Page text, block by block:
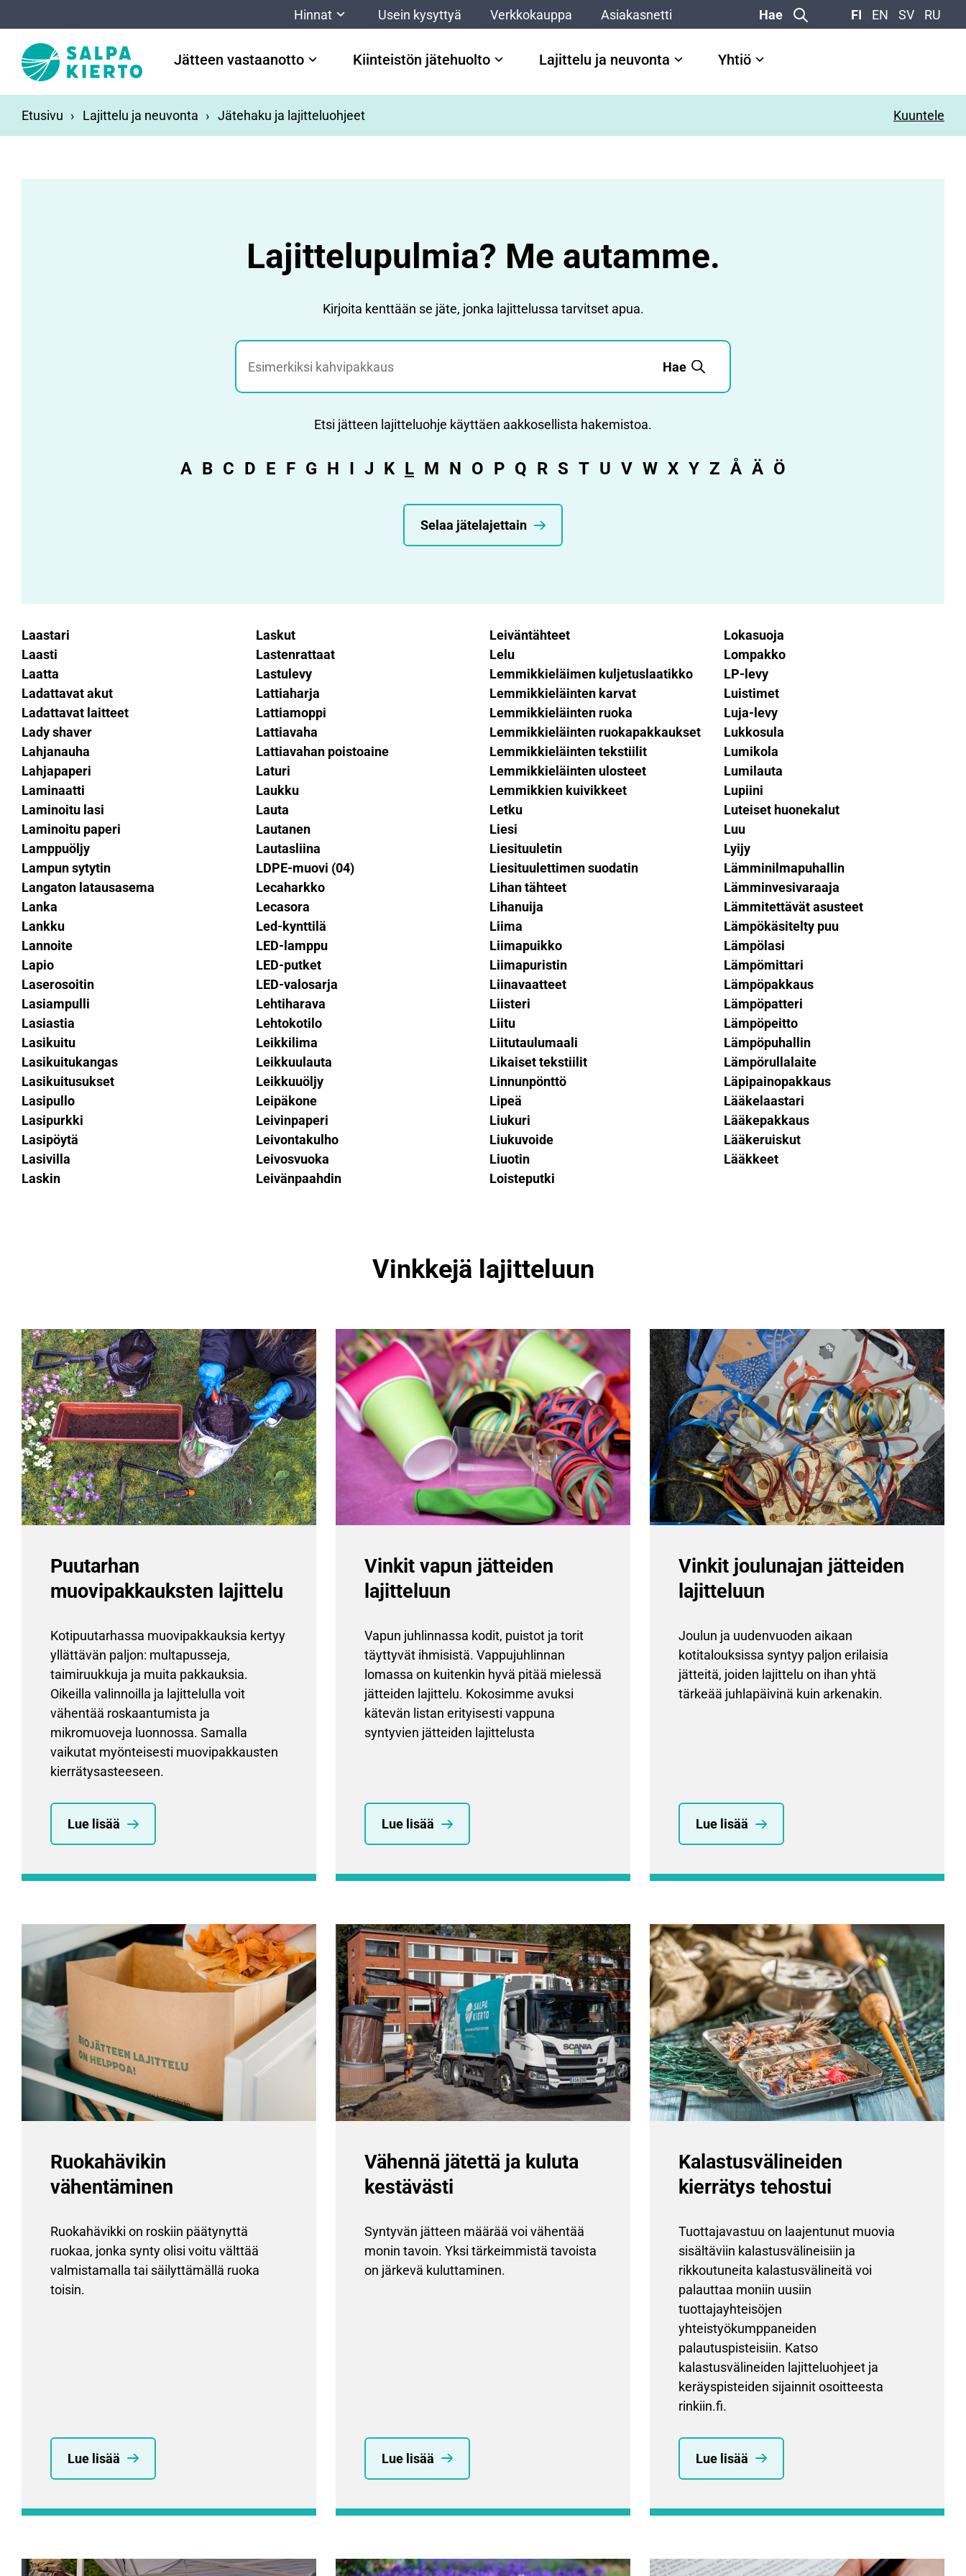
Hinnat Usein kysyttyä Verkkokauppa Asiakasnetti Hae FI EN SV RU
Jätteen vastaanotto Kiinteistön jätehuolto Lajittelu ja neuvonta Yhtiö
Etusivu Lajittelu ja neuvonta Jätehaku ja lajitteluohjeet Kuuntele
Lajittelupulmia? Me autamme.
Kirjoita kenttään se jäte, jonka lajittelussa tarvitset apua.
Hae
Etsi jätteen lajitteluohje käyttäen aakkosellista hakemistoa.
A B C D E F G H I J K L M N O P Q R S T U V W X Y Z Å Ä Ö
Selaa jätelajettain
Laastari
Laasti
Laatta
Ladattavat akut
Ladattavat laitteet
Lady shaver
Lahjanauha
Lahjapaperi
Laminaatti
Laminoitu lasi
Laminoitu paperi
Lamppuöljy
Lampun sytytin
Langaton latausasema
Lanka
Lankku
Lannoite
Lapio
Laserosoitin
Lasiampulli
Lasiastia
Lasikuitu
Lasikuitukangas
Lasikuitusukset
Lasipullo
Lasipurkki
Lasipöytä
Lasivilla
Laskin
Laskut
Lastenrattaat
Lastulevy
Lattiaharja
Lattiamoppi
Lattiavaha
Lattiavahan poistoaine
Laturi
Laukku
Lauta
Lautanen
Lautasliina
LDPE-muovi (04)
Lecaharkko
Lecasora
Led-kynttilä
LED-lamppu
LED-putket
LED-valosarja
Lehtiharava
Lehtokotilo
Leikkilima
Leikkuulauta
Leikkuuöljy
Leipäkone
Leivinpaperi
Leivontakulho
Leivosvuoka
Leivänpaahdin
Leiväntähteet
Lelu
Lemmikkieläimen kuljetuslaatikko
Lemmikkieläinten karvat
Lemmikkieläinten ruoka
Lemmikkieläinten ruokapakkaukset
Lemmikkieläinten tekstiilit
Lemmikkieläinten ulosteet
Lemmikkien kuivikkeet
Letku
Liesi
Liesituuletin
Liesituulettimen suodatin
Lihan tähteet
Lihanuija
Liima
Liimapuikko
Liimapuristin
Liinavaatteet
Liisteri
Liitu
Liitutaulumaali
Likaiset tekstiilit
Linnunpönttö
Lipeä
Liukuri
Liukuvoide
Liuotin
Loisteputki
Lokasuoja
Lompakko
LP-levy
Luistimet
Luja-levy
Lukkosula
Lumikola
Lumilauta
Lupiini
Luteiset huonekalut
Luu
Lyijy
Lämminilmapuhallin
Lämminvesivaraaja
Lämmitettävät asusteet
Lämpökäsitelty puu
Lämpölasi
Lämpömittari
Lämpöpakkaus
Lämpöpatteri
Lämpöpeitto
Lämpöpuhallin
Lämpörullalaite
Läpipainopakkaus
Lääkelaastari
Lääkepakkaus
Lääkeruiskut
Lääkkeet
Vinkkejä lajitteluun
Puutarhan
muovipakkauksten lajittelu
Kotipuutarhassa muovipakkauksia kertyy
yllättävän paljon: multapusseja,
taimiruukkuja ja muita pakkauksia.
Oikeilla valinnoilla ja lajittelulla voit
vähentää roskaantumista ja
mikromuoveja luonnossa. Samalla
vaikutat myönteisesti muovipakkausten
kierrätysasteeseen.
Lue lisää
Vinkit vapun jätteiden
lajitteluun
Vapun juhlinnassa kodit, puistot ja torit
täyttyvät ihmisistä. Vappujuhlinnan
lomassa on kuitenkin hyvä pitää mielessä
jätteiden lajittelu. Kokosimme avuksi
kätevän listan erityisesti vappuna
syntyvien jätteiden lajittelusta
Lue lisää
Vinkit joulunajan jätteiden
lajitteluun
Joulun ja uudenvuoden aikaan
kotitalouksissa syntyy paljon erilaisia
jätteitä, joiden lajittelu on ihan yhtä
tärkeää juhlapäivinä kuin arkenakin.
Lue lisää
Ruokahävikin
vähentäminen
Ruokahävikki on roskiin päätynyttä
ruokaa, jonka synty olisi voitu välttää
valmistamalla tai säilyttämällä ruoka
toisin.
Lue lisää
Vähennä jätettä ja kuluta
kestävästi
Syntyvän jätteen määrää voi vähentää
monin tavoin. Yksi tärkeimmistä tavoista
on järkevä kuluttaminen.
Lue lisää
Kalastus­välineiden
kierrätys tehostui
Tuottajavastuu on laajentunut muovia
sisältäviin kalastusvälineisiin ja
rikkoutuneita kalastusvälineitä voi
palauttaa moniin uusiin
tuottajayhteisöjen
yhteistyökumppaneiden
palautuspisteisiin. Katso
kalastusvälineiden lajitteluohjeet ja
keräyspisteiden sijainnit osoitteesta
rinkiin.fi.
Lue lisää